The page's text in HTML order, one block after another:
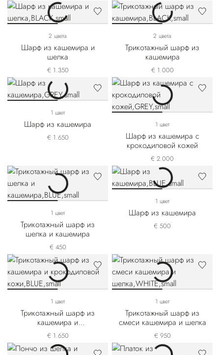
2 цвета
Шарф из кашемира и
шелка
€ 1.350
2 цвета
Трикотажный шарф из
кашемира
€ 1.000
1 цвет
Шарф из кашемира
€ 1.650
1 цвет
Шарф из кашемира с
крокодиловой кожей
€ 2.000
1 цвет
Трикотажный шарф из
шелка и кашемира
€ 450
1 цвет
Шарф из кашемира
€ 500
1 цвет
Трикотажный шарф из
кашемира и
крокодиловой кожи
€ 1.650
1 цвет
Трикотажный шарф из
смеси кашемира и шелка
€ 950